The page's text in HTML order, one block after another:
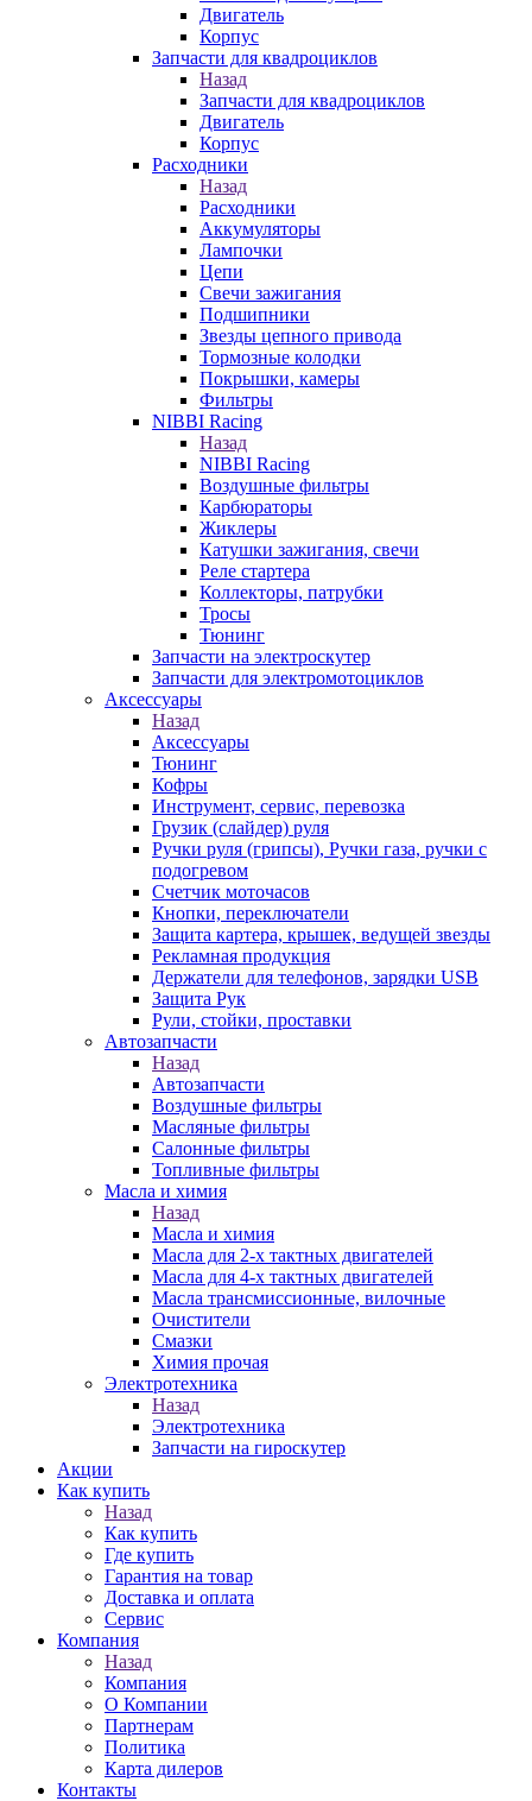
Двигатель
Корпус
Запчасти для квадроциклов
Назад
Запчасти для квадроциклов
Двигатель
Корпус
Расходники
Назад
Расходники
Аккумуляторы
Лампочки
Цепи
Свечи зажигания
Подшипники
Звезды цепного привода
Тормозные колодки
Покрышки, камеры
Фильтры
NIBBI Racing
Назад
NIBBI Racing
Воздушные фильтры
Карбюраторы
Жиклеры
Катушки зажигания, свечи
Реле стартера
Коллекторы, патрубки
Тросы
Тюнинг
Запчасти на электроскутер
Запчасти для электромотоциклов
Аксессуары
Назад
Аксессуары
Тюнинг
Кофры
Инструмент, сервис, перевозка
Грузик (слайдер) руля
Ручки руля (грипсы), Ручки газа, ручки с
подогревом
Счетчик моточасов
Кнопки, переключатели
Защита картера, крышек, ведущей звезды
Рекламная продукция
Держатели для телефонов, зарядки USB
Защита Рук
Рули, стойки, проставки
Автозапчасти
Назад
Автозапчасти
Воздушные фильтры
Масляные фильтры
Салонные фильтры
Топливные фильтры
Масла и химия
Назад
Масла и химия
Масла для 2-х тактных двигателей
Масла для 4-х тактных двигателей
Масла трансмиссионные, вилочные
Очистители
Смазки
Химия прочая
Электротехника
Назад
Электротехника
Запчасти на гироскутер
Акции
Как купить
Назад
Как купить
Где купить
Гарантия на товар
Доставка и оплата
Сервис
Компания
Назад
Компания
О Компании
Партнерам
Политика
Карта дилеров
Контакты